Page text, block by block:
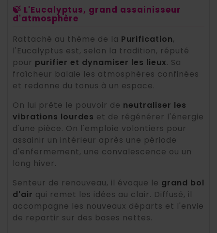
🍃 L'Eucalyptus, grand assainisseur
d'atmosphère
Rattaché au thème de la Purification,
l'Eucalyptus est, selon la tradition, réputé
pour purifier et dynamiser les lieux. Sa
fraîcheur balaie les atmosphères confinées
et redonne du tonus à un espace.
On lui prête le pouvoir de neutraliser les
vibrations lourdes et de régénérer l'énergie
d'une pièce. On l'emploie volontiers pour
assainir un intérieur après une période
d'enfermement, une convalescence ou un
long hiver.
Senteur de renouveau, il évoque le grand bol
d'air qui remet les idées au clair. Diffusé, il
accompagne les nouveaux départs et l'envie
de repartir sur des bases nettes.